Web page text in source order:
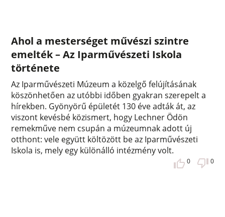
Ahol a mesterséget művészi szintre
emelték – Az Iparművészeti Iskola
története
Az Iparművészeti Múzeum a közelgő felújításának
köszönhetően az utóbbi időben gyakran szerepelt a
hírekben. Gyönyörű épületét 130 éve adták át, az
viszont kevésbé közismert, hogy Lechner Ödön
remekműve nem csupán a múzeumnak adott új
otthont: vele együtt költözött be az Iparművészeti
Iskola is, mely egy különálló intézmény volt.
0 0